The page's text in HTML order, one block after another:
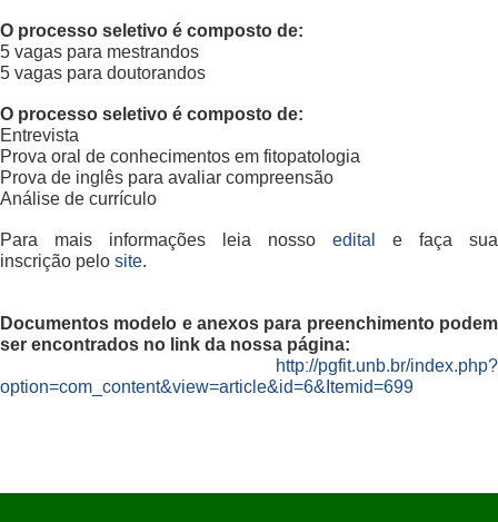
O processo seletivo é composto de:
5 vagas para mestrandos
5 vagas para doutorandos
O processo seletivo é composto de:
Entrevista
Prova oral de conhecimentos em fitopatologia
Prova de inglês para avaliar compreensão
Análise de currículo
Para mais informações leia nosso edital
e faça sua
inscrição pelo site.
Documentos modelo e anexos para preenchimento podem
ser encontrados no link da nossa página:
http://pgfit.unb.br/index.php?
option=com_content&view=article&id=6&Itemid=699